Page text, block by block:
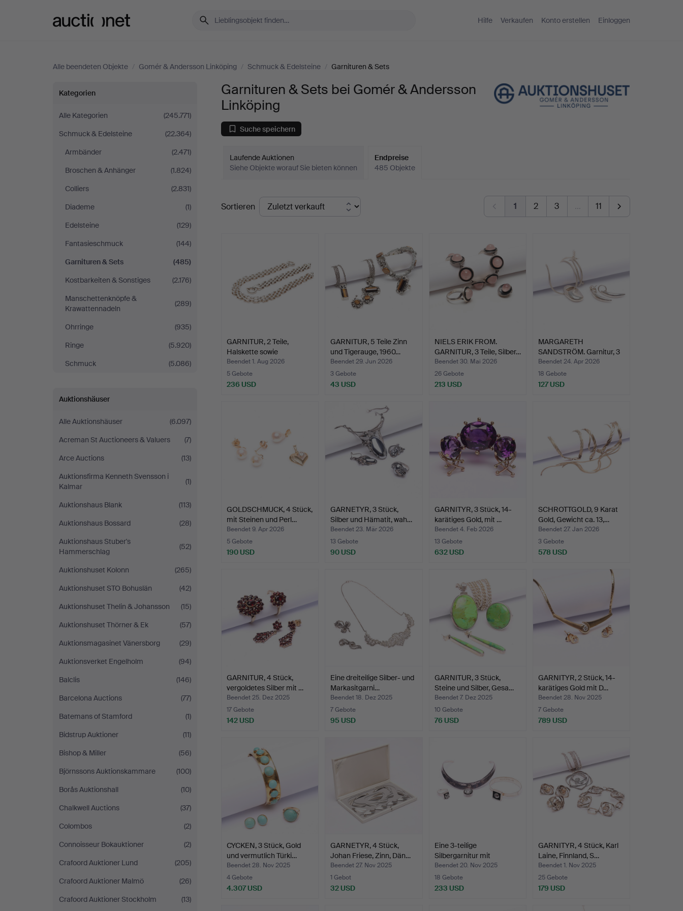
Hilfe Verkaufen Konto erstellen Einloggen
Alle beendeten Objekte / Gomér & Andersson Linköping / Schmuck & Edelsteine / Garnituren & Sets
Garnituren
&
Sets
bei
Gomér
Andersson
Linköping
Kategorien
Alle Kategorien
(245.771)
Schmuck & Edelsteine
(22.364)
Armbänder
(2.471)
Broschen & Anhänger
(1.824)
Colliers
(2.831)
Diademe
(1)
Edelsteine
(129)
Fantasieschmuck
(144)
Garnituren & Sets
(485)
Kostbarkeiten & Sonstiges
(2.176)
Manschettenknöpfe &
Krawattennadeln
(289)
Ohrringe
(935)
Ringe
(5.920)
Schmuck
(5.086)
Auktionshäuser
Alle Auktionshäuser
(6.097)
Acreman St Auctioneers & Valuers
(7)
Arce Auctions
(13)
Auktionsfirma Kenneth Svensson i
Kalmar
(1)
Auktionshaus Blank
(113)
Auktionshaus Bossard
(28)
Auktionshaus Stuber's
Hammerschlag
(52)
Auktionshuset Kolonn
(265)
Auktionshuset STO Bohuslän
(42)
Auktionshuset Thelin & Johansson
(15)
Auktionshuset Thörner & Ek
(57)
Auktionsmagasinet Vänersborg
(29)
Auktionsverket Engelholm
(94)
Balclis
(146)
Barcelona Auctions
(77)
Batemans of Stamford
(1)
Bidstrup Auktioner
(11)
Bishop & Miller
(56)
Björnssons Auktionskammare
(100)
Borås Auktionshall
(10)
Chalkwell Auctions
(37)
Colombos
(2)
Connoisseur Bokauktioner
(2)
Crafoord Auktioner Lund
(205)
Crafoord Auktioner Malmö
(26)
Crafoord Auktioner Stockholm
(13)
Garnituren & Sets bei Gomér & Andersson
Linköping
Suche speichern
Laufende Auktionen
Siehe Objekte worauf Sie bieten können
Endpreise
485 Objekte
Endpreise
Sortieren 1 2 3 … 11
GARNITUR, 2 Teile,
Halskette sowie
Armband…
Beendet 1. Aug 2026
5 Gebote
236 USD
GARNITUR, 5 Teile Zinn
und Tigerauge, 1960…
Beendet 29. Jun 2026
3 Gebote
43 USD
NIELS ERIK FROM.
GARNITUR, 3 Teile, Silber…
Beendet 30. Mai 2026
26 Gebote
213 USD
MARGARETH
SANDSTRÖM. Garnitur, 3
Teile, Si…
Beendet 24. Apr 2026
18 Gebote
127 USD
GOLDSCHMUCK, 4 Stück,
mit Steinen und Perl…
Beendet 9. Apr 2026
5 Gebote
190 USD
GARNETYR, 3 Stück,
Silber und Hämatit, wah…
Beendet 23. Mär 2026
13 Gebote
90 USD
GARNITYR, 3 Stück, 14-
karätiges Gold, mit …
Beendet 4. Feb 2026
13 Gebote
632 USD
SCHROTTGOLD, 9 Karat
Gold, Gewicht ca. 13,…
Beendet 27. Jan 2026
3 Gebote
578 USD
GARNITUR, 4 Stück,
vergoldetes Silber mit …
Beendet 25. Dez 2025
17 Gebote
142 USD
Eine dreiteilige Silber- und
Markasitgarni…
Beendet 18. Dez 2025
7 Gebote
95 USD
GARNITUR, 3 Stück,
Steine und Silber, Gesa…
Beendet 7. Dez 2025
10 Gebote
76 USD
GARNITYR, 2 Stück, 14-
karätiges Gold mit D…
Beendet 28. Nov 2025
7 Gebote
789 USD
CYCKEN, 3 Stück, Gold
und vermutlich Türki…
Beendet 28. Nov 2025
4 Gebote
4.307 USD
GARNETYR, 4 Stück,
Johan Friese, Zinn, Dän…
Beendet 27. Nov 2025
1 Gebot
32 USD
Eine 3-teilige
Silbergarnitur mit
Bergkris…
Beendet 20. Nov 2025
18 Gebote
233 USD
GARNITYR, 4 Stück, Karl
Laine, Finnland, S…
Beendet 1. Nov 2025
25 Gebote
179 USD